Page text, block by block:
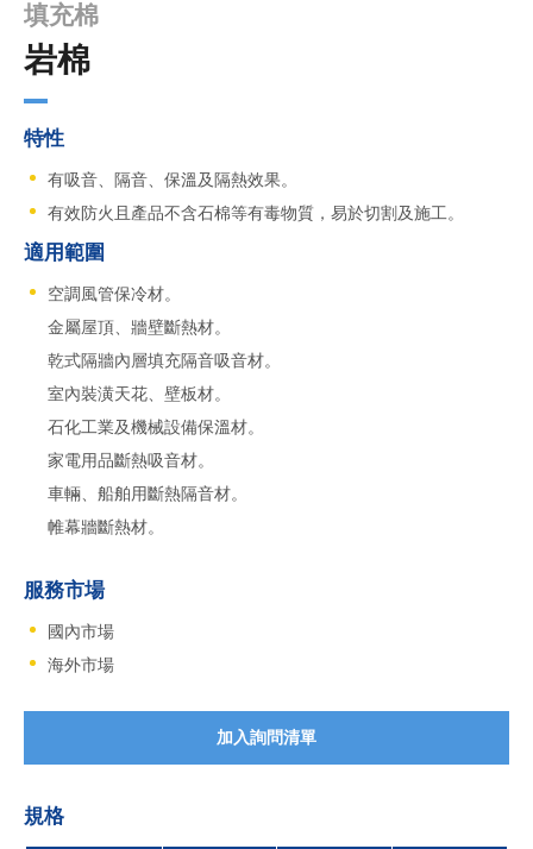
填充棉
岩棉
特性
有吸音、隔音、保溫及隔熱效果。
有效防火且產品不含石棉等有毒物質，易於切割及施工。
適用範圍
空調風管保冷材。
金屬屋頂、牆壁斷熱材。
乾式隔牆內層填充隔音吸音材。
室內裝潢天花、壁板材。
石化工業及機械設備保溫材。
家電用品斷熱吸音材。
車輛、船舶用斷熱隔音材。
帷幕牆斷熱材。
服務市場
國內市場
海外市場
加入詢問清單
規格